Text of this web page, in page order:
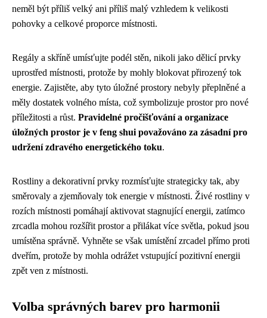
neměl být příliš velký ani příliš malý vzhledem k velikosti
pohovky a celkové proporce místnosti.
Regály a skříně umísťujte podél stěn, nikoli jako dělicí prvky
uprostřed místnosti, protože by mohly blokovat přirozený tok
energie. Zajistěte, aby tyto úložné prostory nebyly přeplněné a
měly dostatek volného místa, což symbolizuje prostor pro nové
příležitosti a růst. Pravidelné pročišťování a organizace
úložných prostor je v feng shui považováno za zásadní pro
udržení zdravého energetického toku.
Rostliny a dekorativní prvky rozmísťujte strategicky tak, aby
směrovaly a zjemňovaly tok energie v místnosti. Živé rostliny v
rozích místnosti pomáhají aktivovat stagnující energii, zatímco
zrcadla mohou rozšířit prostor a přilákat více světla, pokud jsou
umístěna správně. Vyhněte se však umístění zrcadel přímo proti
dveřím, protože by mohla odrážet vstupující pozitivní energii
zpět ven z místnosti.
Volba správných barev pro harmonii